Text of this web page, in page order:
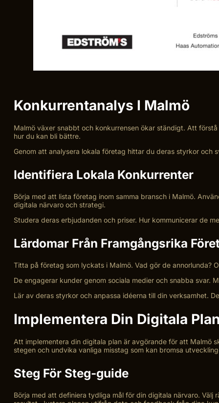
Konkurrentanalys I Malmö
Malmö växer snabbt och konkurrensen ökar ständigt. Att
hur du kan bli bättre.
Genom att analysera lokala företag hittar du deras styrkor
Identifiera Lokala Konkurrenter
Börja med att lista företag inom samma bransch i Malmö.
digitala närvaro och strategi.
Studera deras erbjudanden och priser. Hur kommunicerar de
Lärdomar Från Framgångsrika
Titta på företag som lyckats i Malmö. Vad gör de annorlunda?
De engagerar kunder genom sociala medier och snabba svar.
Lär av deras styrkor och anpassa idéerna till din verksamhet.
Implementera Din Digitala
Att implementera din digitala plan är avgörande för att
stegen och undvika vanliga misstag som kan bromsa
Steg För Steg-guide
Börja med att definiera tydliga mål för din digitala närvaro.